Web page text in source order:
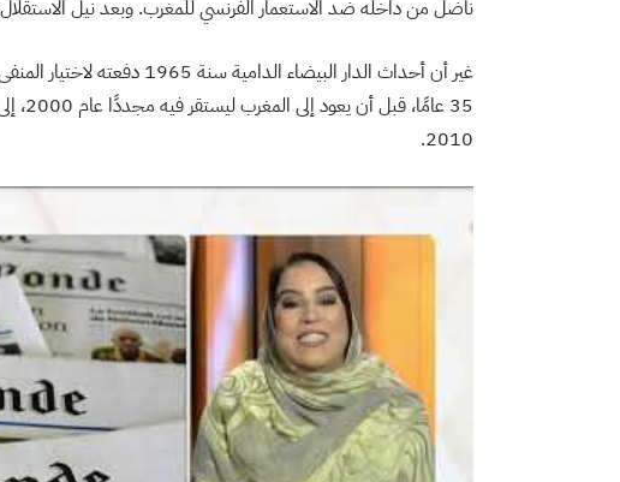
ناضل من داخله ضد الاستعمار الفرنسي للمغرب. وبعد نيل
غير أن أحداث الدار البيضاء
2010.